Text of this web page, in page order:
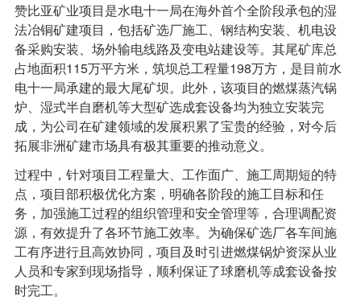
赞比亚矿业项目是水电十一局在海外首个全阶段承包的湿
法冶铜矿建项目，包括矿选厂施工、钢结构安装、机电设
备采购安装、场外输电线路及变电站建设等。其尾矿库总
占地面积115万平方米，筑坝总工程量198万方，是目前水
电十一局承建的最大尾矿坝。此外，该项目的燃煤蒸汽锅
炉、湿式半自磨机等大型矿选成套设备均为独立安装完
成，为公司在矿建领域的发展积累了宝贵的经验，对今后
拓展非洲矿建市场具有极其重要的推动意义。
过程中，针对项目工程量大、工作面广、施工周期短的特
点，项目部积极优化方案，明确各阶段的施工目标和任
务，加强施工过程的组织管理和安全管理等，合理调配资
源，有效提升了各环节施工效率。为确保矿选厂各车间施
工有序进行且高效协同，项目及时引进燃煤锅炉资深从业
人员和专家到现场指导，顺利保证了球磨机等成套设备按
时完工。